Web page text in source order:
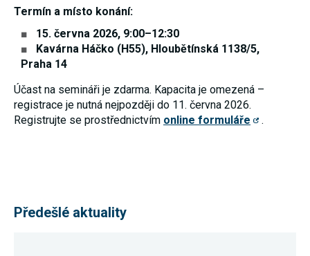
Termín a místo konání:
15. června 2026, 9:00–12:30
Kavárna Háčko (H55), Hloubětínská 1138/5,
Praha 14
Účast na semináři je zdarma. Kapacita je omezená –
registrace je nutná nejpozději do 11. června 2026.
Registrujte se prostřednictvím online formuláře .
Předešlé aktuality
ztrácíme
možnost
analýzy
našich
opatření.